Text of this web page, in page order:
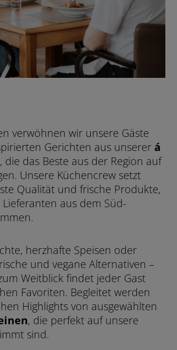
verwöhnen wir unsere Gäste
Gerichten aus unserer á
, die das Beste aus der Region auf
Unsere Küchencrew setzt
Qualität und frische Produkte,
aus dem Süd-
herzhafte Speisen oder
und vegane Alternativen –
Weitblick findet jeder Gast
Favoriten. Begleitet werden
Highlights von ausgewählten
, die perfekt auf unsere
sind.